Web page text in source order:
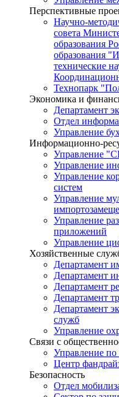
Перспективные
Научно-
совета
образования
образования
технические
Технопарк
Экономика и
Департамент
Отдел
Управление
Информационно-
Управление
Управление
Управление
систем
Управление
Управление
приложений
Управление
Хозяйственные
Департамент
Департамент
Департамент
Департамент
Департамент
служб
Управление
Связи с
Управление по
Центр
Безопасность
Отдел